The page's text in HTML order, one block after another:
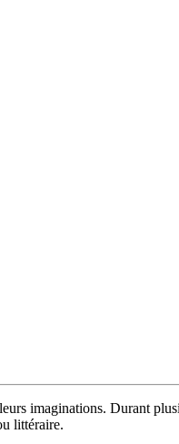
imaginations. Durant
littéraire.